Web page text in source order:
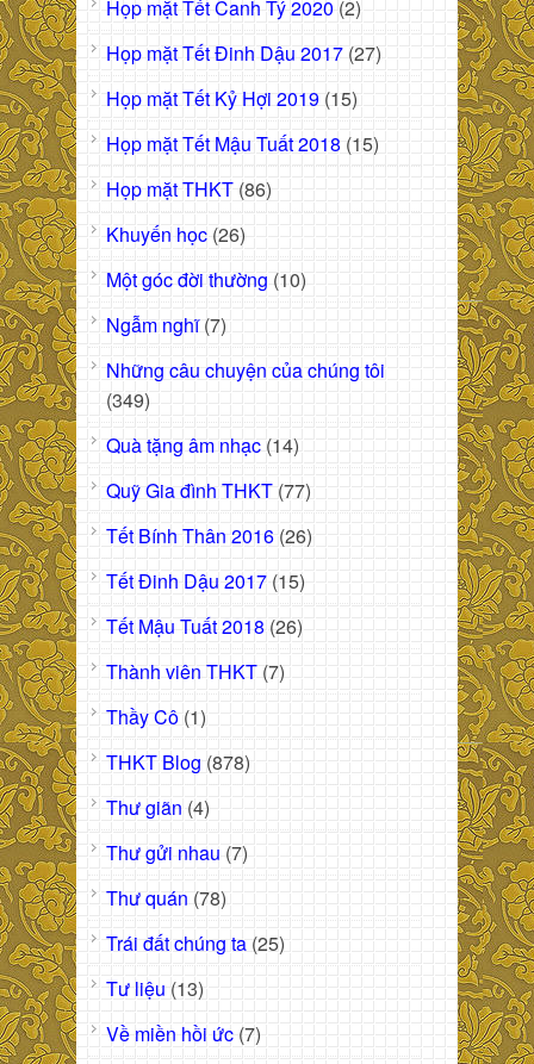
Họp mặt Tết Canh Tý 2020 (2)
Họp mặt Tết Đinh Dậu 2017 (27)
Họp mặt Tết Kỷ Hợi 2019 (15)
Họp mặt Tết Mậu Tuất 2018 (15)
Họp mặt THKT (86)
Khuyến học (26)
Một góc đời thường (10)
Ngẫm nghĩ(7)
Những câu chuyện của chúng tôi
(349)
Quà tặng âm nhạc (14)
Quỹ Gia đình THKT (77)
Tết Bính Thân 2016 (26)
Tết Đinh Dậu 2017 (15)
Tết Mậu Tuất 2018 (26)
Thành viên THKT (7)
Thầy Cô (1)
THKT Blog (878)
Thư giãn (4)
Thư gửi nhau (7)
Thư quán (78)
Trái đất chúng ta (25)
Tư liệu (13)
Về miền hồi ức (7)